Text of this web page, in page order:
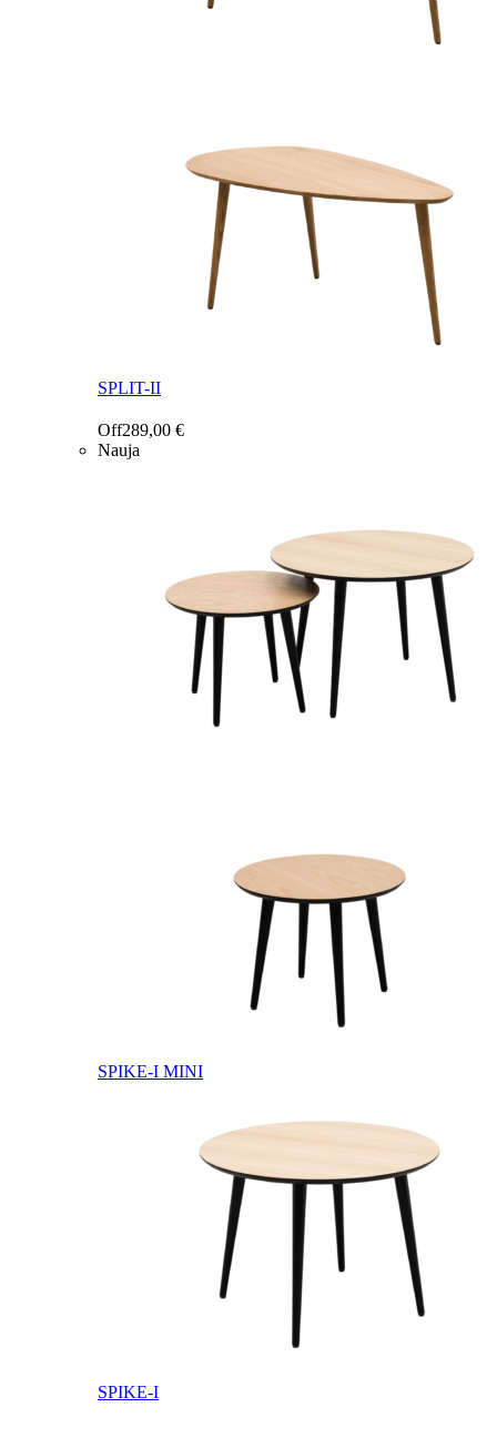
SPLIT-II
Off289,00 €
Nauja
SPIKE-I MINI
SPIKE-I